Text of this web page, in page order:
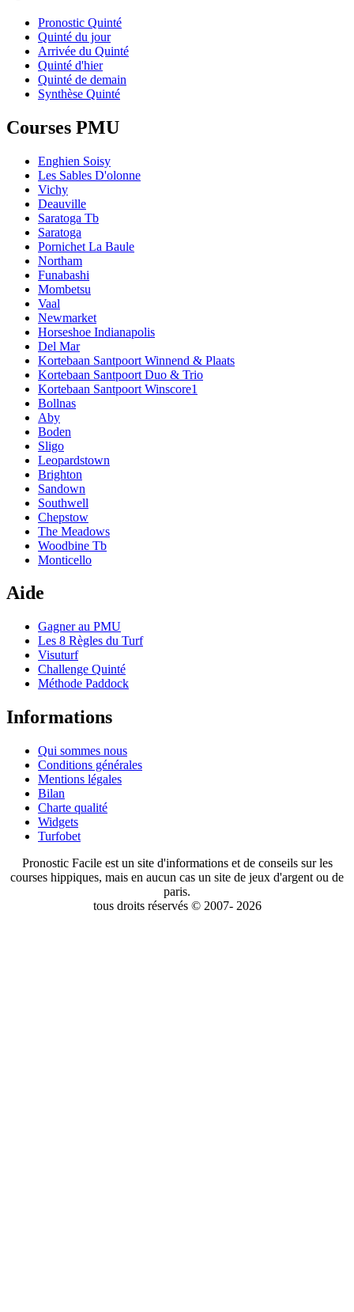
Pronostic Quinté
Quinté du jour
Arrivée du Quinté
Quinté d'hier
Quinté de demain
Synthèse Quinté
Courses PMU
Enghien Soisy
Les Sables D'olonne
Vichy
Deauville
Saratoga Tb
Saratoga
Pornichet La Baule
Northam
Funabashi
Mombetsu
Vaal
Newmarket
Horseshoe Indianapolis
Del Mar
Kortebaan Santpoort Winnend & Plaats
Kortebaan Santpoort Duo & Trio
Kortebaan Santpoort Winscore1
Bollnas
Aby
Boden
Sligo
Leopardstown
Brighton
Sandown
Southwell
Chepstow
The Meadows
Woodbine Tb
Monticello
Aide
Gagner au PMU
Les 8 Règles du Turf
Visuturf
Challenge Quinté
Méthode Paddock
Informations
Qui sommes nous
Conditions générales
Mentions légales
Bilan
Charte qualité
Widgets
Turfobet
Pronostic Facile est un site d'informations et de conseils sur les
courses hippiques, mais en aucun cas un site de jeux d'argent ou de
paris.
tous droits réservés © 2007- 2026